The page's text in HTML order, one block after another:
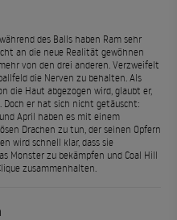
des Balls haben Ram sehr
an die neue Realität gewöhnen
von den drei anderen. Verzweifelt
die Nerven zu behalten. Als
die Haut abgezogen wird, glaubt er,
Doch er hat sich nicht getäuscht:
April haben es mit einem
Drachen zu tun, der seinen Opfern
wird schnell klar, dass sie
Monster zu bekämpfen und Coal Hill
zusammenhalten.